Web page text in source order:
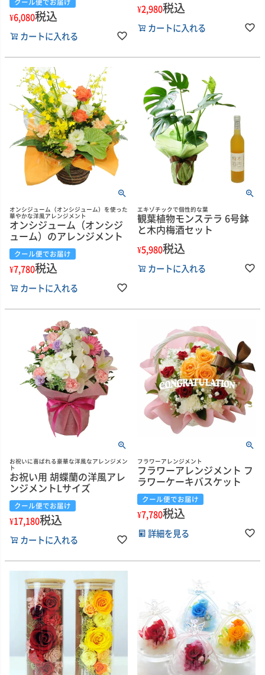
¥6,080税込
カートに入れる
¥2,980税込
カートに入れる
オンシジューム（オンシジューム）を使った
華やかな洋風アレンジメント
オンシジューム（オンシジ
ューム）のアレンジメント
クール便でお届け
¥7,780税込
カートに入れる
エキゾチックで個性的な葉
観葉植物モンステラ 6号鉢
と木内梅酒セット
¥5,980税込
カートに入れる
お祝いに喜ばれる豪華な洋風なアレンジメン
ト
お祝い用 胡蝶蘭の洋風アレ
ンジメントLサイズ
クール便でお届け
¥17,180税込
カートに入れる
フラワーアレンジメント
フラワーアレンジメント フ
ラワーケーキバスケット
クール便でお届け
¥7,780税込
詳細を見る